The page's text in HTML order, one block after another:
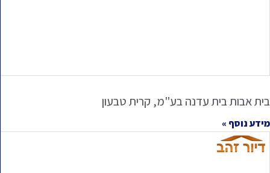
בית אבות בית עדנה בע"מ, קרית טבעון
מידע נוסף »